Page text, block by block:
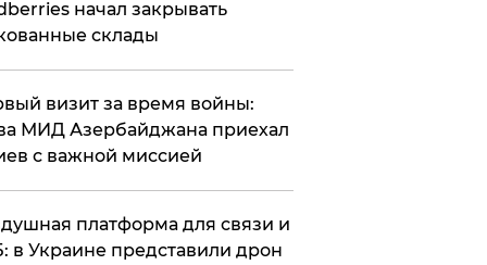
начал закрывать
склады
визит за время войны:
МИД Азербайджана приехал
с важной миссией
платформа для связи и
в Украине представили дрон